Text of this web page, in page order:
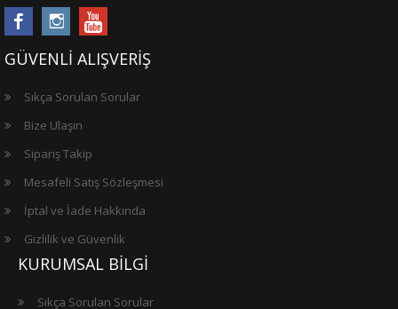
GÜVENLİ ALIŞVERİŞ
Sıkça Sorulan Sorular
Bize Ulaşın
Sipariş Takip
Mesafeli Satış Sözleşmesi
İptal ve İade Hakkında
Gizlilik ve Güvenlik
KURUMSAL BİLGİ
Sıkça Sorulan Sorular